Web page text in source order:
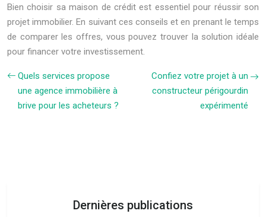
Bien choisir sa maison de crédit est essentiel pour réussir son
projet immobilier. En suivant ces conseils et en prenant le temps
de comparer les offres, vous pouvez trouver la solution idéale
pour financer votre investissement.
Quels services propose
une agence immobilière à
brive pour les acheteurs ?
Confiez votre projet à un
constructeur périgourdin
expérimenté
Dernières publications